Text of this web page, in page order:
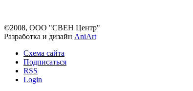
©2008, ООО "СВЕН Центр"
Разработка и дизайн AniArt
Схема сайта
Подписаться
RSS
Login